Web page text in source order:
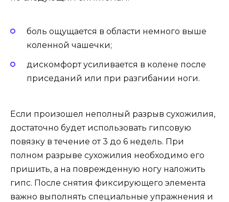
боль ощущается в области немного выше
коленной чашечки;
дискомфорт усиливается в колене после
приседаний или при разгибании ноги.
Если произошел неполный разрыв сухожилия,
достаточно будет использовать гипсовую
повязку в течение от 3 до 6 недель. При
полном разрыве сухожилия необходимо его
пришить, а на поврежденную ногу наложить
гипс. После снятия фиксирующего элемента
важно выполнять специальные упражнения и